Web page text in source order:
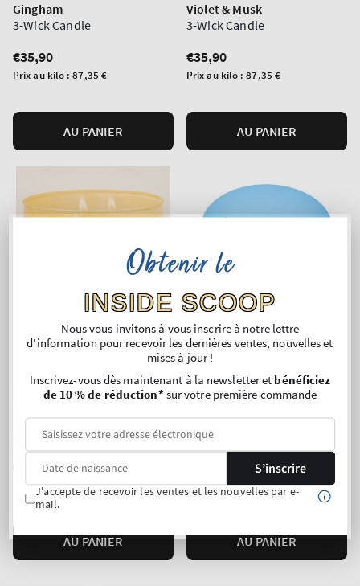
Gingham
3-Wick Candle
Prix
normal
€35,90
Prix
Prix au kilo :87,35 €
AU PANIER
Violet & Musk
3-Wick Candle
Prix
normal
€35,90
Prix
Prix au kilo :87,35 €
AU PANIER
Nouveauté
Iced Lemon Pound Cake
3-Wick Candle
Prix
normal
€35,90
Prix
unitaire
Prix au kilo :87,35 €
AU PANIER
Top Seller!
Sun-Drenched Linen
3-Wick Candle
normal
Prix
Prix au kilo :87,35 €
AU PANIER
Obtenir le
INSIDE SCOOP
Nous vous invitons à vous inscrire à notre lettre
d'information pour recevoir les dernières ventes, nouvelles et
mises à jour !
Inscrivez-vous dès maintenant à la newsletter et bénéficiez
de 10 % de réduction*sur votre première commande
S’inscrire
J'accepte de recevoir les ventes et les nouvelles par e-
mail.